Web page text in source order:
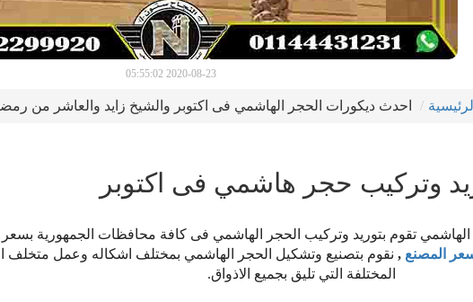
2020-08-23 05:55:02
الرئيسية احدث ديكورات الحجر الهاشمي فى اكتوبر والشيخ زايد والعاشر من
وتركيب حجر هاشمي فى اكتوبر
تقوم بتوريد وتركيب الحجر الهاشمي فى كافة محافظات الجمهورية
, نقوم بتصنيع وتشكيل الحجر الهاشمي بمختلف اشكاله وعمل متخلف
المختلفة التي تليق بجميع الاذواق.